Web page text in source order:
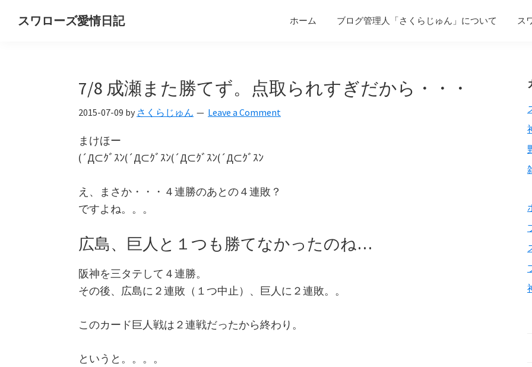
スワローズ愛情日記 ホーム ブログ管理人「さくらじゅん」について ス
7/8 成瀬また勝てず。点取られすぎだから・・・
2015-07-09 by さくらじゅん Leave a Comment
まけほー
(´Д⊂ｸﾞｽﾝ(´Д⊂ｸﾞｽﾝ(´Д⊂ｸﾞｽﾝ(´Д⊂ｸﾞｽﾝ
え、まさか・・・４連勝のあとの４連敗？
ですよね。。。
広島、巨人と１つも勝てなかったのね…
阪神を三タテして４連勝。
その後、広島に２連敗（１つ中止）、巨人に２連敗。。
このカード巨人戦は２連戦だったから終わり。
というと。。。。